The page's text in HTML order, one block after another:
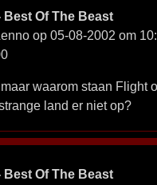
Best Of The Beast
op 05-08-2002 om
waarom staan Flight
land er niet op?
Best Of The Beast